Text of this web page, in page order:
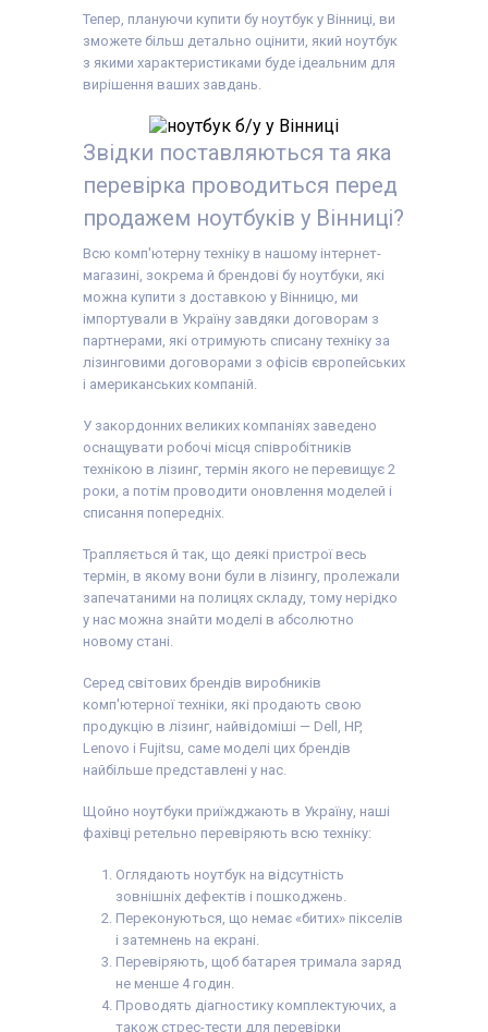
Тепер, плануючи купити бу ноутбук у Вінниці, ви
зможете більш детально оцінити, який ноутбук
з якими характеристиками буде ідеальним для
вирішення ваших завдань.
Звідки поставляються та яка
перевірка проводиться перед
продажем ноутбуків у Вінниці?
Всю комп'ютерну техніку в нашому інтернет-
магазині, зокрема й брендові бу ноутбуки, які
можна купити з доставкою у Вінницю, ми
імпортували в Україну завдяки договорам з
партнерами, які отримують списану техніку за
лізинговими договорами з офісів європейських
і американських компаній.
У закордонних великих компаніях заведено
оснащувати робочі місця співробітників
технікою в лізинг, термін якого не перевищує 2
роки, а потім проводити оновлення моделей і
списання попередніх.
Трапляється й так, що деякі пристрої весь
термін, в якому вони були в лізингу, пролежали
запечатаними на полицях складу, тому нерідко
у нас можна знайти моделі в абсолютно
новому стані.
Серед світових брендів виробників
комп'ютерної техніки, які продають свою
продукцію в лізинг, найвідоміші — Dell, HP,
Lenovo і Fujitsu, саме моделі цих брендів
найбільше представлені у нас.
Щойно ноутбуки приїжджають в Україну, наші
фахівці ретельно перевіряють всю техніку:
Оглядають ноутбук на відсутність
зовнішніх дефектів і пошкоджень.
Переконуються, що немає «битих» пікселів
і затемнень на екрані.
Перевіряють, щоб батарея тримала заряд
не менше 4 годин.
Проводять діагностику комплектуючих, а
також стрес-тести для перевірки